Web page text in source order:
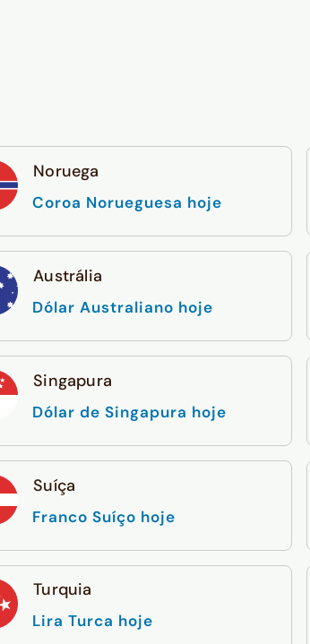
Noruega
Coroa Norueguesa hoje
Austrália
Dólar Australiano hoje
Singapura
Dólar de Singapura hoje
Suíça
Franco Suíço hoje
Turquia
Lira Turca hoje